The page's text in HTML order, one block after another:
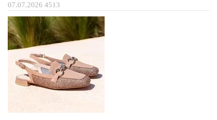
07.07.2026 4513